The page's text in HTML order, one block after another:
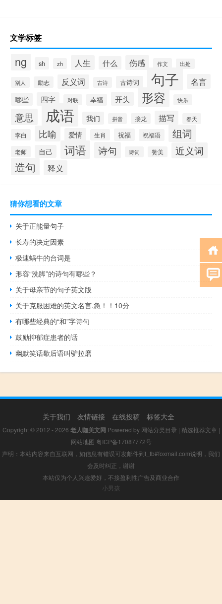
文学标签
ng sh zh 人生 什么 伤感 作文 出处
别人 励志 反义词 古诗 古诗词 句子 名言
哪些 四字 对联 幸福 开头 形容 快乐
意思 成语 我们 拼音 接龙 描写 春天
李白 比喻 爱情 生肖 祝福 祝福语 组词
老师 自己 词语 诗句 诗词 赞美 近义词
造句 释义
猜你想看的文章
关于正能量句子
长寿的决定因素
极速蜗牛的台词是
形容“洗脚”的诗句有哪些？
关于母亲节的句子英文版
关于克服困难的英文名言.急！！10分
有哪些经典的“和”字诗句
鼓励抑郁症患者的话
幽默笑话歇后语叫驴拉磨
关于我们 友情链接 在线投稿 标签大全
Copyright © 2012 - 2026 老人咖美文网 Powered by 网站分类目录 | 精选推荐文章 |
网站地图 粤ICP备17087772号
声明：本站内容来自互联网，如信息有错误可发邮件到f_fb#foxmail.com说明，我们
会及时纠正，谢谢
本站仅为个人兴趣爱好，不接盈利性广告及商业合作
小男孩